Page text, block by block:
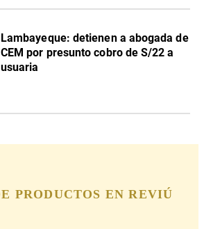
Lambayeque: detienen a abogada de
CEM por presunto cobro de S/22 a
usuaria